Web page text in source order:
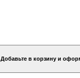
Бесплатно доставим со склада в любой магазин. Добавьте в